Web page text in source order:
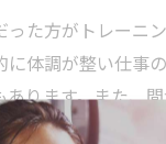
った方がトレーニ
に体調が整い仕事
ります。また、
みが改善したとい